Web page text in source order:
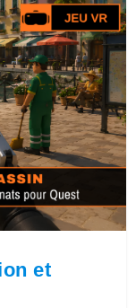
et